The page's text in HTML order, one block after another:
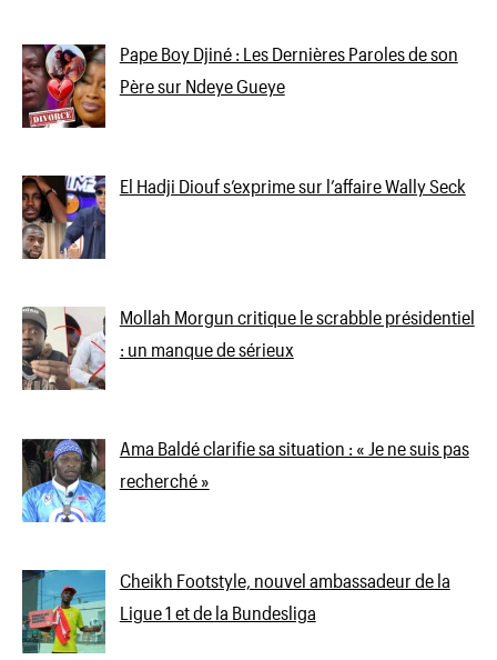
Pape Boy Djiné : Les Dernières Paroles de son
Père sur Ndeye Gueye
El Hadji Diouf s’exprime sur l’affaire Wally Seck
Mollah Morgun critique le scrabble présidentiel
: un manque de sérieux
Ama Baldé clarifie sa situation : « Je ne suis pas
recherché »
Cheikh Footstyle, nouvel ambassadeur de la
Ligue 1 et de la Bundesliga